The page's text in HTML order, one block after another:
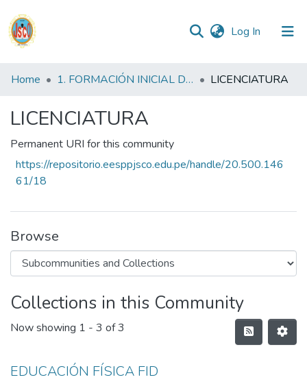
Log In (current)
Communities
Collections
All of DSpace
Statistics
Reglamento
Formatos
Home 1. FORMACIÓN INICIAL DOCENTE LICENCIATURA
LICENCIATURA
Permanent URI for this community
https://repositorio.eesppjsco.edu.pe/handle/20.500.146
61/18
Browse
Collections in this Community
Now showing 1 - 3 of 3
EDUCACIÓN FÍSICA FID